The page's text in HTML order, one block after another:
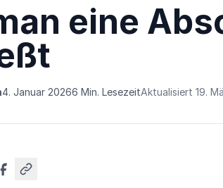
eine
4. Januar 20266 Min. LesezeitAktualisiert 19.